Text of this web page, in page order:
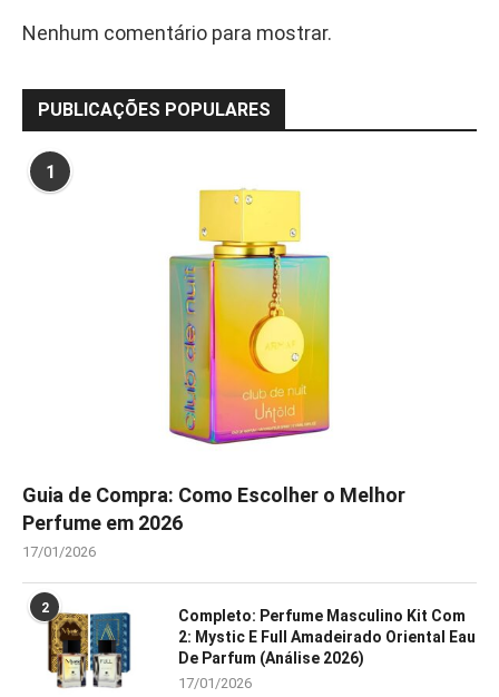
Nenhum comentário para mostrar.
PUBLICAÇÕES POPULARES
1
Guia de Compra: Como Escolher o Melhor
Perfume em 2026
17/01/2026
2
Completo: Perfume Masculino Kit Com
2: Mystic E Full Amadeirado Oriental Eau
De Parfum (Análise 2026)
17/01/2026